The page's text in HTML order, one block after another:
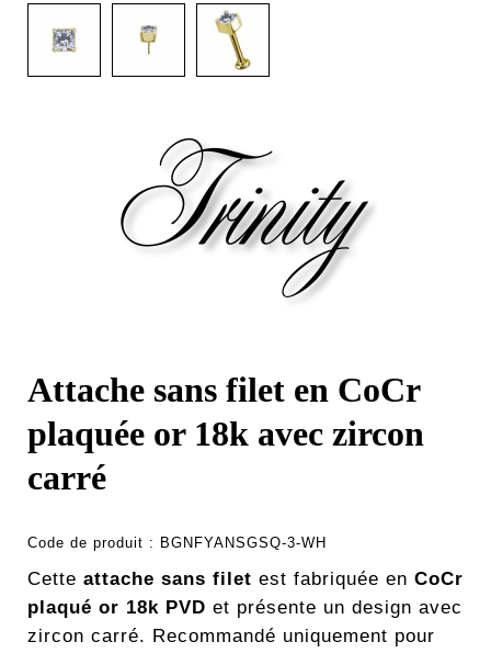
Attache sans filet en CoCr
plaquée or 18k avec zircon
carré
Code de produit : BGNFYANSGSQ-3-WH
Cette attache sans filet est fabriquée en CoCr
plaqué or 18k PVD et présente un design avec
zircon carré. Recommandé uniquement pour